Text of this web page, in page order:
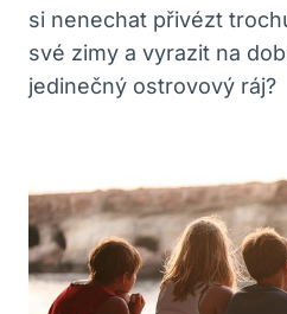
si nenechat přivézt
své zimy a vyrazit na
jedinečný ostrovový ráj?